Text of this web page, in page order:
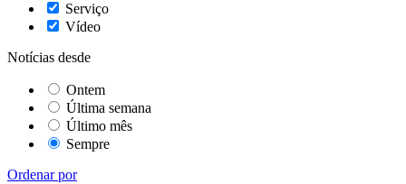
Serviço
Vídeo
Notícias desde
Ontem
Última semana
Último mês
Sempre
Ordenar por